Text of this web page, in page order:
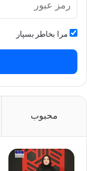
مرا بخاطر بسپار
محبوب